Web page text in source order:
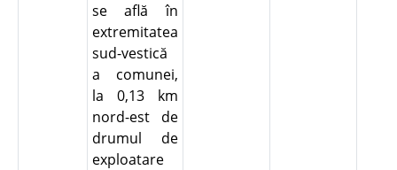
se află în
extremitatea
sud-vestică
a comunei,
la 0,13 km
nord-est de
drumul de
exploatare